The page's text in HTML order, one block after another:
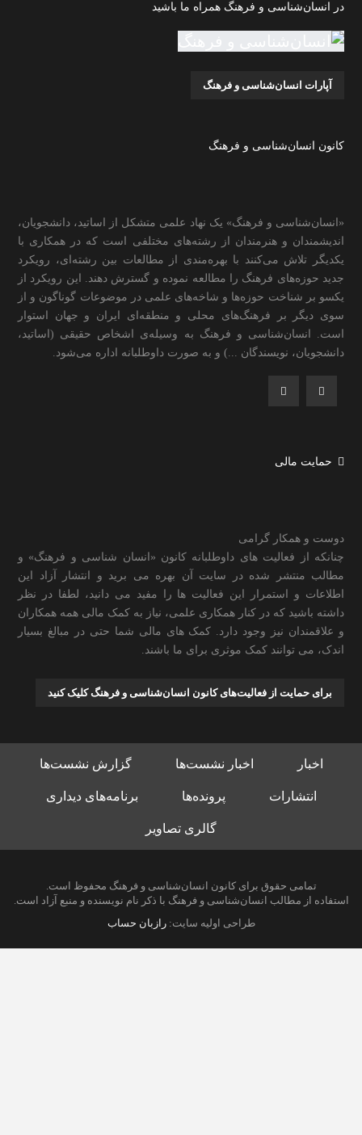
در انسان‌شناسی و فرهنگ همراه ما باشید
آپارات انسان‌شناسی و فرهنگ
کانون انسان‌شناسی و فرهنگ
«انسان‌شناسی و فرهنگ» یک نهاد علمی متشکل از اساتید، دانشجویان،
اندیشمندان و هنرمندان از رشته‌های مختلفی است که در همکاری با
یکدیگر تلاش می‌کنند با بهره‌مندی از مطالعات بین رشته‌ای، رویکرد
جدید حوزه‌های فرهنگ را مطالعه نموده و گسترش دهند. این رویکرد از
یکسو بر شناخت حوزه‌ها و شاخه‌های علمی در موضوعات گوناگون و از
سوی دیگر بر فرهنگ‌های محلی و منطقه‌ای ایران و جهان استوار
است. انسان‌شناسی و فرهنگ به وسیله‌ی اشخاص حقیقی (اساتید،
دانشجویان، نویسندگان ...) و به صورت داوطلبانه اداره می‌شود.
حمایت مالی
دوست و همکار گرامی
چنانکه از فعالیت های داوطلبانه کانون «انسان شناسی و فرهنگ» و
مطالب منتشر شده در سایت آن بهره می برید و انتشار آزاد این
اطلاعات و استمرار این فعالیت ها را مفید می دانید، لطفا در نظر
داشته باشید که در کنار همکاری علمی، نیاز به کمک مالی همه همکاران
و علاقمندان نیز وجود دارد. کمک های مالی شما حتی در مبالغ بسیار
اندک، می توانند کمک موثری برای ما باشند.
برای حمایت از فعالیت‌های کانون انسان‌شناسی و فرهنگ کلیک کنید
اخبار اخبار نشست‌ها گزارش نشست‌ها
انتشارات پرونده‌ها برنامه‌های دیداری
گالری تصاویر
تمامی حقوق برای کانون انسان‌شناسی و فرهنگ محفوظ است.
استفاده از مطالب انسان‌شناسی و فرهنگ با ذکر نام نویسنده و منبع آزاد است.
طراحی اولیه سایت:رازبان حساب